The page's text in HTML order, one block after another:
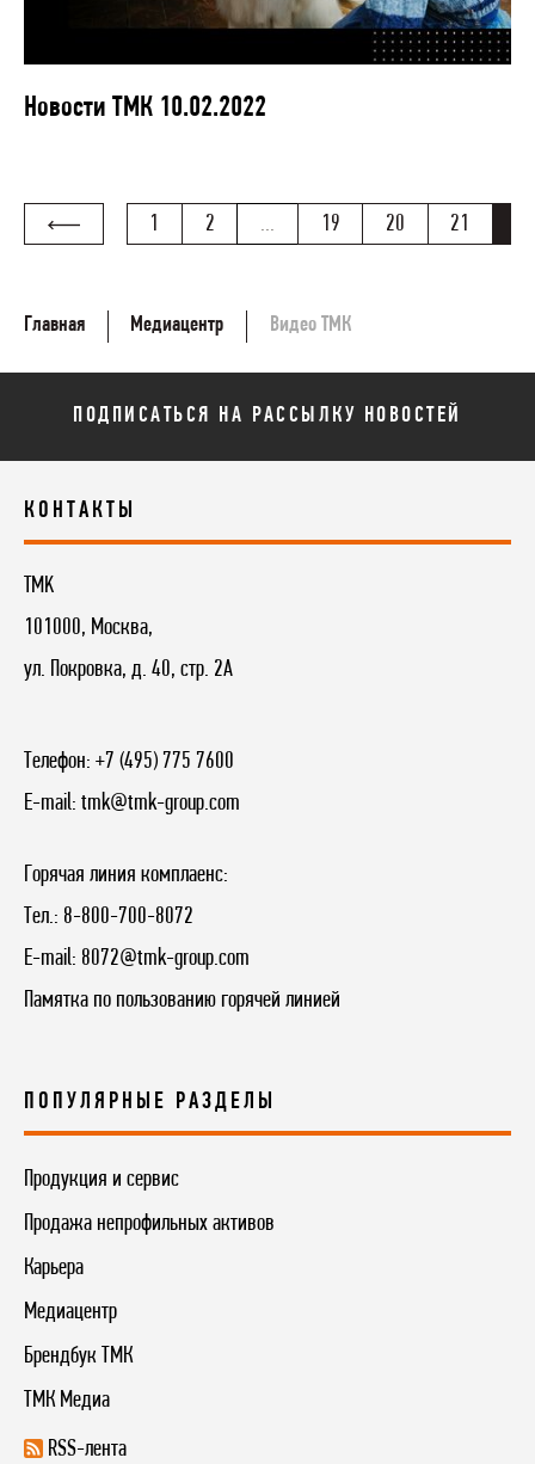
Новости ТМК 10.02.2022
1 2 ... 19 20 21
Главная Медиацентр Видео ТМК
ПОДПИСАТЬСЯ НА РАССЫЛКУ НОВОСТЕЙ
КОНТАКТЫ
TMK
101000, Москва,
ул. Покровка, д. 40, стр. 2А
Телефон: +7 (495) 775 7600
E-mail: tmk@tmk-group.com
Горячая линия комплаенс:
Тел.: 8-800-700-8072
E-mail: 8072@tmk-group.com
Памятка по пользованию горячей линией
ПОПУЛЯРНЫЕ РАЗДЕЛЫ
Продукция и сервис
Продажа непрофильных активов
Карьера
Медиацентр
Брендбук ТМК
ТМК Медиа
RSS-лента